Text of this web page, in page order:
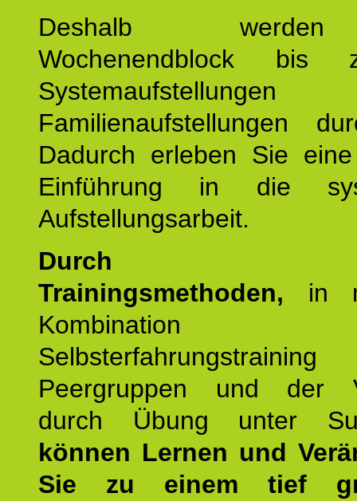
Deshalb
Wochenendblock bis
Familienaufstellungen
Dadurch erleben Sie
Einführung in die
Aufstellungsarbeit.
Durch
Trainingsmethoden, in
Peergruppen und der
durch Übung unter
können Lernen und
Sie zu einem tief